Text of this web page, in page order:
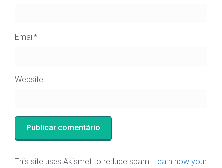
Email*
Website
This site uses Akismet to reduce spam. Learn how your